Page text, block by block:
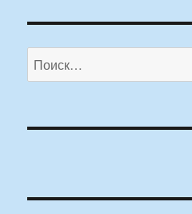
Искать: